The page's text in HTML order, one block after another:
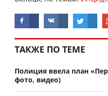
ТАКЖЕ ПО ТЕМЕ
Полиция ввела план
фото, видео)